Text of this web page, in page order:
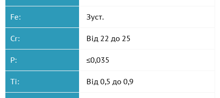
Fe: Зуст.
Cr: Від 22 до 25
P: ≤0,035
Ti: Від 0,5 до 0,9